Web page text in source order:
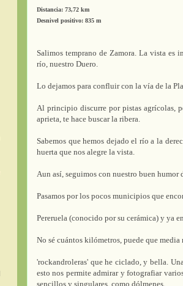
Distancia: 73,72 km
Desnivel positivo: 835 m
Salimos temprano de Zamora. La vista es
río, nuestro Duero.
Lo dejamos para confluir con la vía de la
Al principio discurre por pistas agrícolas,
aprieta, te hace buscar la ribera.
Sabemos que hemos dejado el río a la
huerta que nos alegre la vista.
Aun así, seguimos con nuestro buen
Pasamos por los pocos municipios que
Pereruela (conocido por su cerámica) y ya
No sé cuántos kilómetros, puede que media
'rockandroleras' que he ciclado, y bella.
esto nos permite admirar y fotografiar
sencillos y singulares, como dólmenes.